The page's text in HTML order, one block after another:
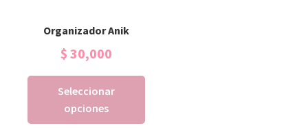
Organizador Anik
$ 30,000
Seleccionar
opciones